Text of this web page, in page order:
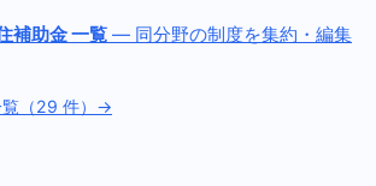
補助金 一覧 — 同分野の制度を集約・編集
覧（29 件）→